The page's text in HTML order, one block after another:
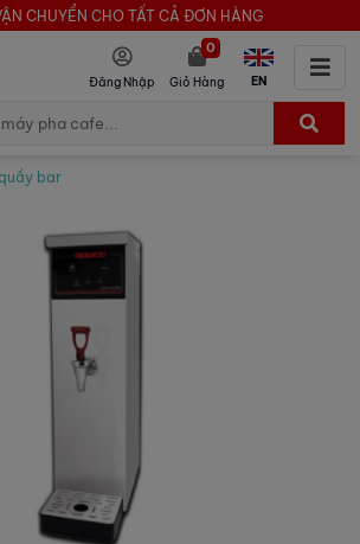
CHUYỂN CHO TẤT CẢ ĐƠN HÀNG
Đăng Nhập Giỏ Hàng
0
EN
bar